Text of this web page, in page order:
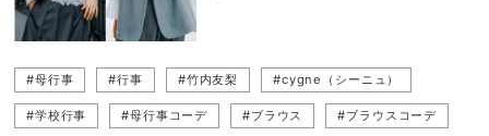
#母行事 #行事 #竹内友梨 #cygne（シーニュ）
#学校行事 #母行事コーデ #ブラウス #ブラウスコーデ